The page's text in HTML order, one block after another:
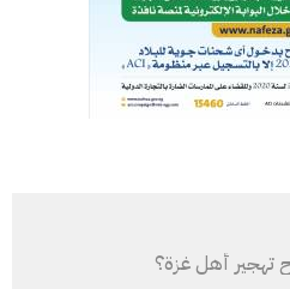
تهجير أهل غزة؟